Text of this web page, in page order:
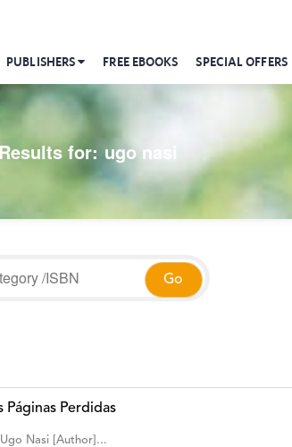
PUBLISHERS FREE EBOOKS SPECIAL OFFERS
for: ugo nasi
Páginas Perdidas
Ugo Nasi [Author]...